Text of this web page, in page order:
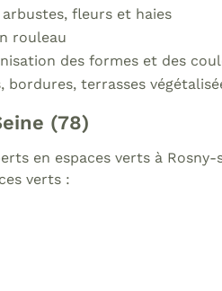
fleurs et haies
rouleau
des formes et des
bordures, terrasses
(78)
en espaces verts à
verts :